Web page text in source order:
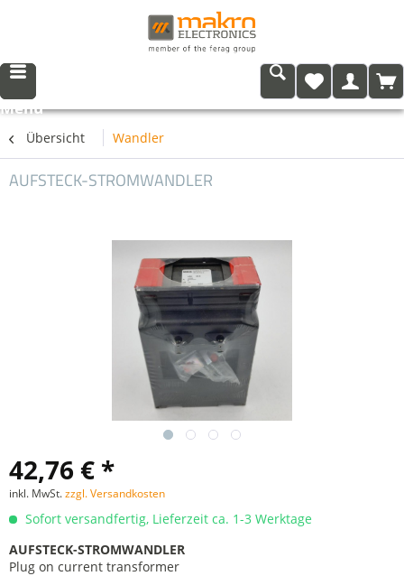
Menü
Übersicht Wandler
AUFSTECK-STROMWANDLER
42,76 € *
inkl. MwSt.zzgl. Versandkosten
Sofort versandfertig, Lieferzeit ca. 1-3 Werktage
AUFSTECK-STROMWANDLER
Plug on current transformer